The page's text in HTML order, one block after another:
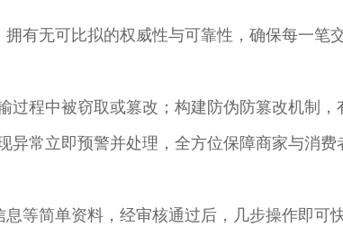
有无可比拟的权威性与可靠性，确保每一笔
程中被窃取或篡改；构建防伪防篡改机制，
常立即预警并处理，全方位保障商家与消费
等简单资料，经审核通过后，几步操作即可